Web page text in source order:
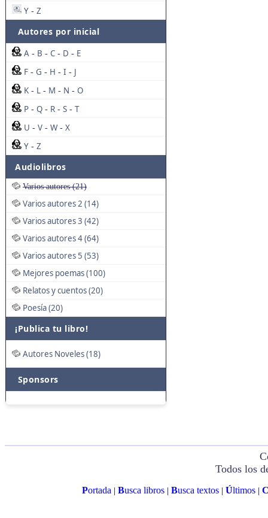
Y - Z
Autores por inicial
A - B - C - D - E
F - G - H - I - J
K - L - M - N - O
P - Q - R - S - T
U - V - W - X
Y - Z
Audiolibros
Varios autores (21)
Varios autores 2 (14)
Varios autores 3 (42)
Varios autores 4 (64)
Varios autores 5 (53)
Mejores poemas (100)
Relatos y cuentos (20)
Poesía (20)
¡Publica tu libro!
Autores Noveles (18)
Sponsors
Todos los
Portada| Busca libros| Busca textos| Últimos|